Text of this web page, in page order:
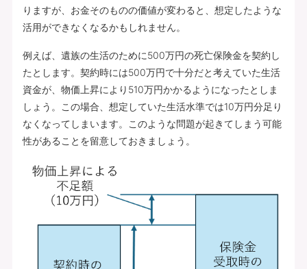
りますが、お金そのものの価値が変わると、想定したような
活用ができなくなるかもしれません。
例えば、遺族の生活のために500万円の死亡保険金を契約し
たとします。契約時には500万円で十分だと考えていた生活
資金が、物価上昇により510万円かかるようになったとしま
しょう。この場合、想定していた生活水準では10万円分足り
なくなってしまいます。このような問題が起きてしまう可能
性があることを留意しておきましょう。